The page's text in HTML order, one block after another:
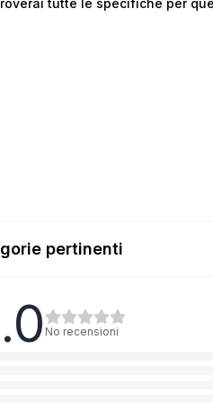
tutte le specifiche per
pertinenti
Mit Schaft
1 Categoria
No recensioni